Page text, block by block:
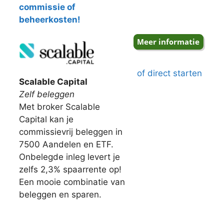
commissie of
beheerkosten!
Scalable Capital
Zelf beleggen
Met broker Scalable
Capital kan je
commissievrij beleggen in
7500 Aandelen en ETF.
Onbelegde inleg levert je
zelfs 2,3% spaarrente op!
Een mooie combinatie van
beleggen en sparen.
of direct starten